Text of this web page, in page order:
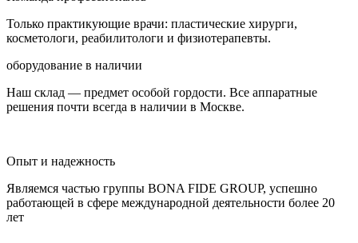
Только практикующие врачи: пластические хирурги,
косметологи, реабилитологи и физиотерапевты.
оборудование в наличии
Наш склад — предмет особой гордости. Все аппаратные
решения почти всегда в наличии в Москве.
Опыт и надежность
Являемся частью группы BONA FIDE GROUP, успешно
работающей в сфере международной деятельности более 20
лет